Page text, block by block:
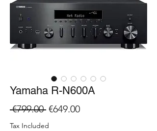
Yamaha R-N600A
€799.00 Regular
Price
€649.00Sale
Tax Included